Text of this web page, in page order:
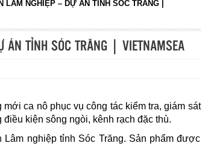
NGHIỆP – DỰ ÁN TỈNH SÓC TRĂNG |
ÁN TỈNH SÓC TRĂNG | VIETNAMSEA
ca nô phục vụ công tác kiểm tra, giám sát
kiện sông ngòi, kênh rạch đặc thù.
nghiệp tỉnh Sóc Trăng. Sản phẩm được